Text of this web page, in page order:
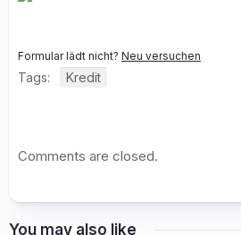
Formular lädt nicht? Neu versuchen
Tags: Kredit
Comments are closed.
You may also like